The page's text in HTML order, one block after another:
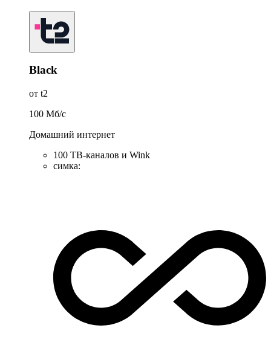
Black
от t2
100 Мб/c
Домашний интернет
100 ТВ-каналов и Wink
симка: